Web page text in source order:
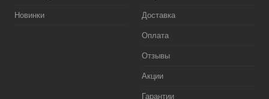
Новинки Доставка
Оплата
Отзывы
Акции
Гарантии